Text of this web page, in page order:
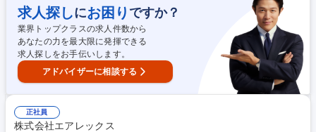
へ提案(自社プラントの強み等の説明)→契約の締結→別部署へ連携 基本は
既存・反響メインですが、将来的にはお取引先からのご紹介へのアプロー
チや、協業社との連携なども一部お任せする予定です。※業務の変更の範
囲：当社業務全般 募集職種 【愛知/環境ビジネスの反響営業】年休124日/
車通勤可/環境大手の安定企業
求人探しにお困り ですか？
業界トップクラスの求人件数から
あなたの力を最大限に発揮できる
求人探しをお手伝いします。
アドバイザーに相談する
正社員
株式会社エアレックス